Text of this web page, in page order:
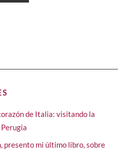
de Italia: visitando la
presento mi último libro, sobre